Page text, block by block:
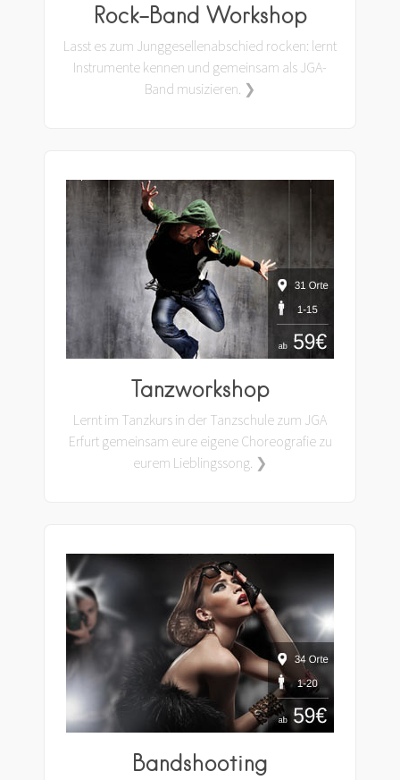
Rock-Band Workshop
Lasst es zum Junggesellenabschied rocken: lernt
Instrumente kennen und gemeinsam als JGA-
Band musizieren. ❯
Tanzworkshop
Lernt im Tanzkurs in der Tanzschule zum JGA
Erfurt gemeinsam eure eigene Choreografie zu
eurem Lieblingssong. ❯
Bandshooting